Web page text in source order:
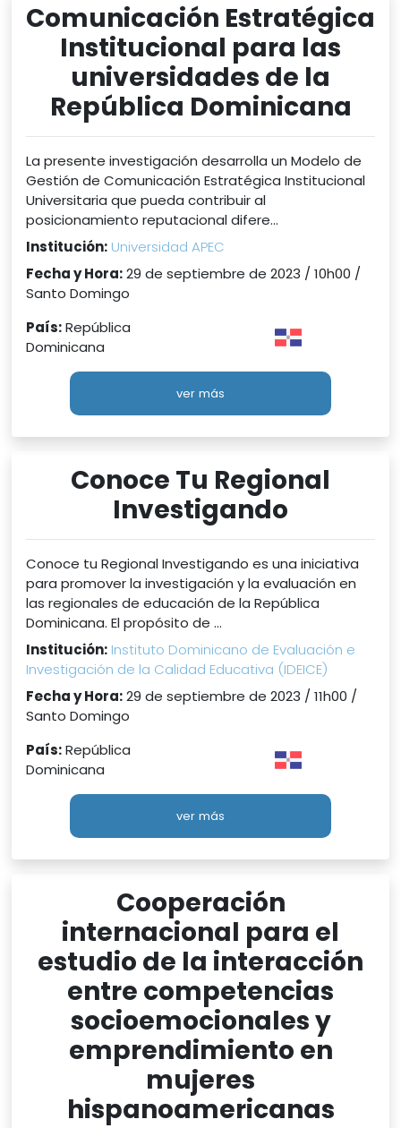
Comunicación Estratégica
Institucional para las
universidades de la
República Dominicana
La presente investigación desarrolla un Modelo de
Gestión de Comunicación Estratégica Institucional
Universitaria que pueda contribuir al
posicionamiento reputacional difere...
Institución: Universidad APEC
Fecha y Hora:29 de septiembre de 2023 / 10h00 /
Santo Domingo
País:República
Dominicana
ver más
Conoce Tu Regional
Investigando
Conoce tu Regional Investigando es una iniciativa
para promover la investigación y la evaluación en
las regionales de educación de la República
Dominicana. El propósito de ...
Institución: Instituto Dominicano de Evaluación e
Investigación de la Calidad Educativa (IDEICE)
Fecha y Hora:29 de septiembre de 2023 / 11h00 /
Santo Domingo
País:República
Dominicana
ver más
Cooperación
internacional para el
estudio de la interacción
entre competencias
socioemocionales y
emprendimiento en
mujeres
hispanoamericanas